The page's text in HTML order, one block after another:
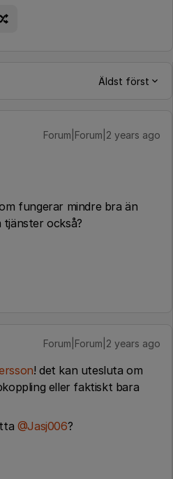
Äldst först
Forum|Forum|2 years ago
fungerar mindre bra än
tjänster också?
Forum|Forum|2 years ago
! det kan utesluta om
eller faktiskt bara
@Jasj006?